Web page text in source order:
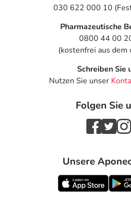
030 622 000 10
Pharmazeutische
0800 44 00
(kostenfrei aus dem
Schreiben Sie
Nutzen Sie unser
Folgen Sie
Unsere